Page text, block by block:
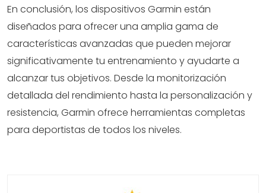
En conclusión, los dispositivos Garmin están
diseñados para ofrecer una amplia gama de
características avanzadas que pueden mejorar
significativamente tu entrenamiento y ayudarte a
alcanzar tus objetivos. Desde la monitorización
detallada del rendimiento hasta la personalización y
resistencia, Garmin ofrece herramientas completas
para deportistas de todos los niveles.